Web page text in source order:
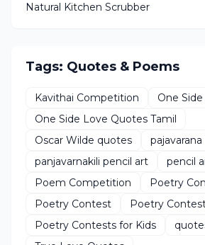
Natural Kitchen Scrubber
Tags: Quotes & Poems
Kavithai Competition
One
One Side Love Quotes Tamil
Oscar Wilde quotes
pajavarana
panjavarnakili pencil art
pencil
Poem Competition
Poetry
Poetry Contest
Poetry
Poetry Contests for Kids